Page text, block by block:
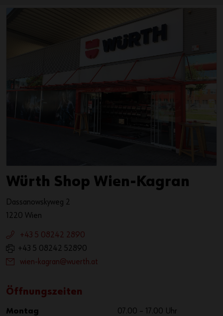
Würth Shop Wien-Kagran
Dassanowskyweg 2
1220 Wien
+43 5 08242 2890
+43 5 08242 52890
wien-kagran@wuerth.at
Öffnungszeiten
Montag 07.00 – 17.00 Uhr